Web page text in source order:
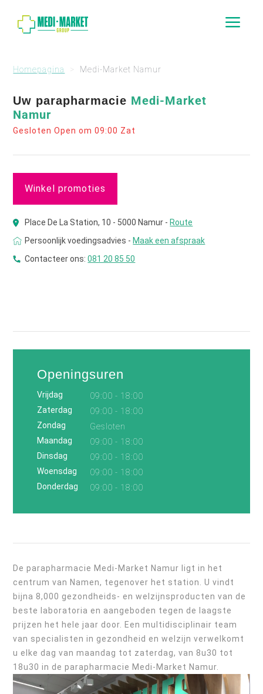
a
Homepagina Medi-Market Namur
Uw parapharmacie Medi-Market
Namur
Gesloten Open om 09:00 Zat
Winkel promoties
Place De La Station, 10 - 5000 Namur - Route
Persoonlijk voedingsadvies - Maak een afspraak
Contacteer ons:081 20 85 50
Openingsuren
Vrijdag
09:00 - 18:00
Zaterdag
09:00 - 18:00
Zondag
Gesloten
Maandag
09:00 - 18:00
Dinsdag
09:00 - 18:00
Woensdag
09:00 - 18:00
Donderdag
09:00 - 18:00
De parapharmacie Medi-Market Namur ligt in het
centrum van Namen, tegenover het station. U vindt
bijna 8,000 gezondheids- en welzijnsproducten van de
beste laboratoria en aangeboden tegen de laagste
prijzen het hele jaar door. Een multidisciplinair team
van specialisten in gezondheid en welzijn verwelkomt
u elke dag van maandag tot zaterdag, van 8u30 tot
18u30 in de parapharmacie Medi-Market Namur.